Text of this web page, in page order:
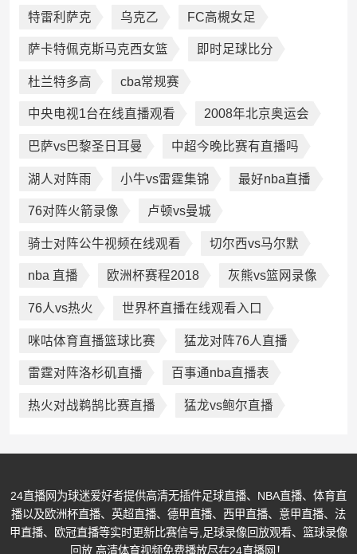
特雷利萨克 乌克乙 FC高槻女足
萨卡特佩克斯马克西女篮 即时足球比分
杜兰特多高 cba常规赛
中央电视1台在线直播观看 2008年北京奥运会
巴萨vs巴黎圣日耳曼 中超今晚比赛有直播吗
湖人对阵雨 小牛vs雷霆集锦 最好nba直播
76对阵火箭录像 卢顿vs曼城
骑士对阵公牛视频在线观看 切尔西vs马尔默
nba 直播 欧洲杯赛程2018 灰熊vs篮网录像
76人vs热火 世界杯直播在线观看入口
咪咕体育直播篮球比赛 猛龙对阵76人直播
雷霆对阵洛杉矶直播 百事通nba直播表
热火对战鹈鹄比赛直播 猛龙vs鲍尔直播
24直播网为球迷爱好者提供高清无插件足球直播、NBA直播、体育直
播以及欧洲杯直播、英超直播、德甲直播、西甲直播、意甲直播、法
甲直播、欧冠直播等实时更新比赛信号,足球录像回放观看、篮球录像
回放,高清体育视频免费播放尽在24直播网！